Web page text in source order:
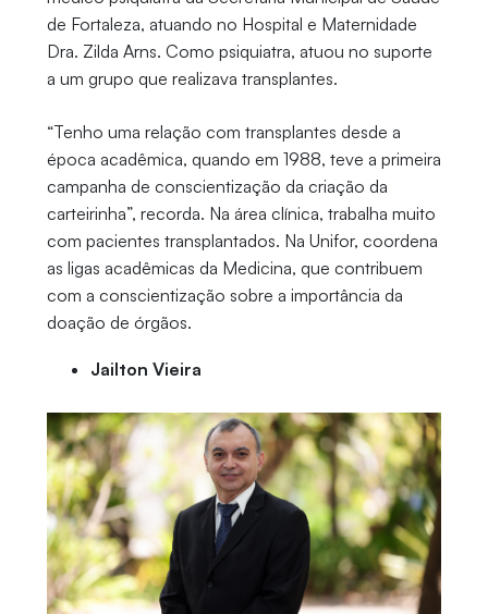
de Fortaleza, atuando no Hospital e Maternidade
Dra. Zilda Arns. Como psiquiatra, atuou no suporte
a um grupo que realizava transplantes.
“Tenho uma relação com transplantes desde a
época acadêmica, quando em 1988, teve a primeira
campanha de conscientização da criação da
carteirinha”, recorda. Na área clínica, trabalha muito
com pacientes transplantados. Na Unifor, coordena
as ligas acadêmicas da Medicina, que contribuem
com a conscientização sobre a importância da
doação de órgãos.
Jailton Vieira